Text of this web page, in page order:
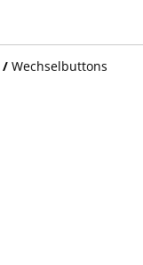
/ Wechselbuttons